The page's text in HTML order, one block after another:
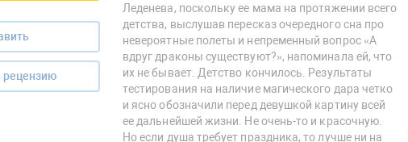
рецензию
Леденева, поскольку ее мама на протяжении всего
детства, выслушав пересказ очередного сна про
невероятные полеты и непременный вопрос «А
вдруг драконы существуют?», напоминала ей, что
их не бывает. Детство кончилось. Результаты
тестирования на наличие магического дара четко
и ясно обозначили перед девушкой картину всей
ее дальнейшей жизни. Не очень-то и красочную.
Но если душа требует праздника, то лучше ни на